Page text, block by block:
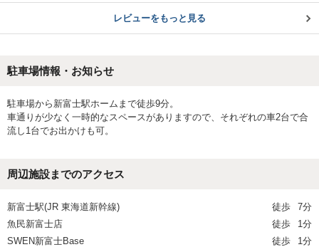
レビューをもっと見る
駐車場情報・お知らせ
駐車場から新富士駅ホームまで徒歩9分。
車通りが少なく一時的なスペースがありますので、それぞれの車2台で合
流し1台でお出かけも可。
周辺施設までのアクセス
新富士駅(JR 東海道新幹線) 徒歩
7分
魚民新富士店
徒歩
1分
SWEN新富士Base
徒歩
1分